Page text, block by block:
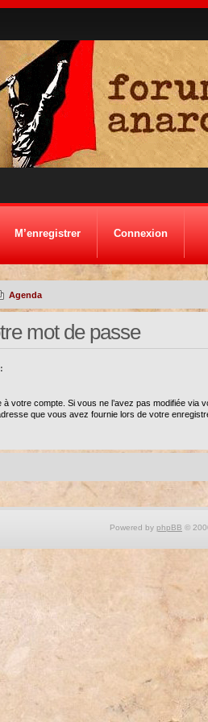
M’enregistrer Connexion
Agenda
mot de passe
votre compte. Si vous ne l’avez pas modifiée via
que vous avez fournie lors de votre
Powered by phpBB ©